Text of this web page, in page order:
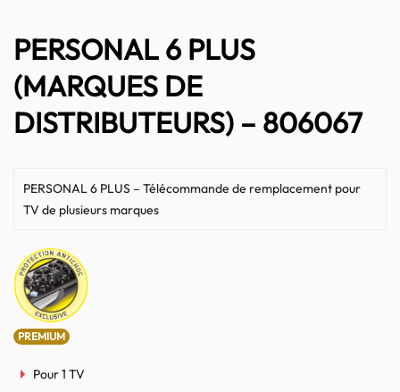
PERSONAL 6 PLUS
(MARQUES DE
DISTRIBUTEURS) – 806067
PERSONAL 6 PLUS – Télécommande de remplacement pour
TV de plusieurs marques
PREMIUM
Pour 1 TV